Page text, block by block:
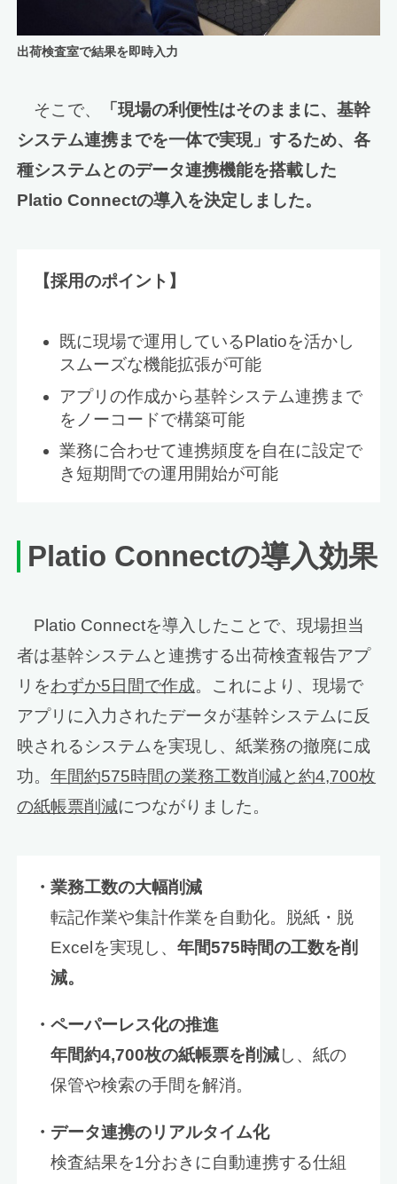
出荷検査室で結果を即時入力
そこで、
「現場の利便性はそのままに、基幹
システム連携までを一体で実現」するため、各
種システムとのデータ連携機能を搭載した
Platio Connectの導入を決定しました。
【採用のポイント】
既に現場で運用しているPlatioを活かし
スムーズな機能拡張が可能
アプリの作成から基幹システム連携まで
をノーコードで構築可能
業務に合わせて連携頻度を自在に設定で
き短期間での運用開始が可能
Platio Connectの導入効果
Platio Connectを導入したことで、現場担当
者は基幹システムと連携する出荷検査報告アプ
リをわずか5日間で作成。これにより、現場で
アプリに入力されたデータが基幹システムに反
映されるシステムを実現し、紙業務の撤廃に成
功。年間約575時間の業務工数削減と約4,700枚
の紙帳票削減につながりました。
・業務工数の大幅削減
転記作業や集計作業を自動化。脱紙・脱
Excelを実現し、年間575時間の工数を削
減。
・ペーパーレス化の推進
年間約4,700枚の紙帳票を削減し、紙の
保管や検索の手間を解消。
・データ連携のリアルタイム化
検査結果を1分おきに自動連携する仕組